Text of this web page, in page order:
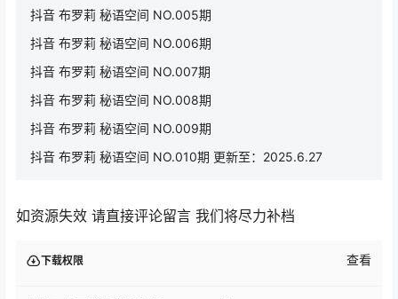
抖音 布罗莉 秘语空间 NO.005期
抖音 布罗莉 秘语空间 NO.006期
抖音 布罗莉 秘语空间 NO.007期
抖音 布罗莉 秘语空间 NO.008期
抖音 布罗莉 秘语空间 NO.009期
抖音 布罗莉 秘语空间 NO.010期 更新至：2025.6.27
如资源失效 请直接评论留言 我们将尽力补档
下载权限 查看